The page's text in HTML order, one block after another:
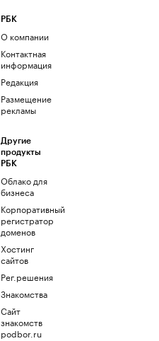
РБК
О компании
Контактная
информация
Редакция
Размещение
рекламы
Другие
продукты
РБК
Облако для
бизнеса
Корпоративный
регистратор
доменов
Хостинг
сайтов
Рег.решения
Знакомства
Сайт
знакомств
podbor.ru